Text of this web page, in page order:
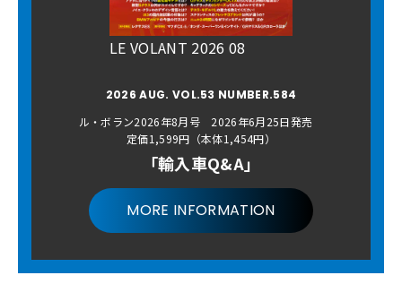
LE VOLANT 2026 08
2026 AUG. VOL.53 NUMBER.584
ル・ボラン2026年8月号 2026年6月25日発売
定価1,599円（本体1,454円）
「輸入車Q&A」
MORE INFORMATION